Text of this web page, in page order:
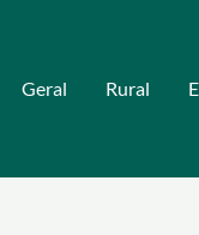
Geral Rural